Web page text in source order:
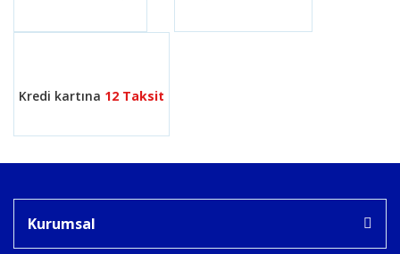
Kredi kartına 12 Taksit
Kurumsal